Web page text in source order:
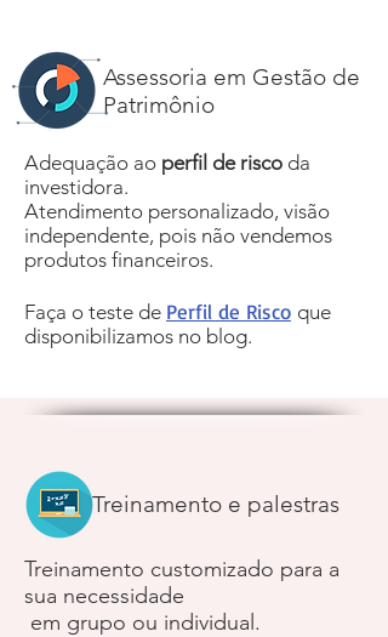
Assessoria em Gestão de
Patrimônio
Adequação ao perfil de risco da
investidora.
Atendimento personalizado, visão
independente, pois não vendemos
produtos financeiros.
Faça o teste de Perfil de Risco que
disponibilizamos no blog.
Treinamento e palestras
Treinamento customizado para a
sua necessidade
em grupo ou individual.